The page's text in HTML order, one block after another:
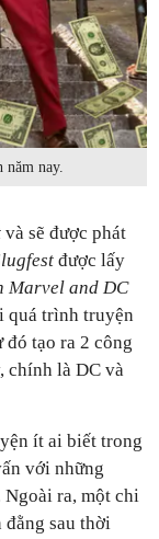
năm nay.
và sẽ được phát
được lấy
Marvel and DC
quá trình truyện
tạo ra 2 công
chính là DC và
ít ai biết trong
với những
Ngoài ra, một chi
đằng sau thời